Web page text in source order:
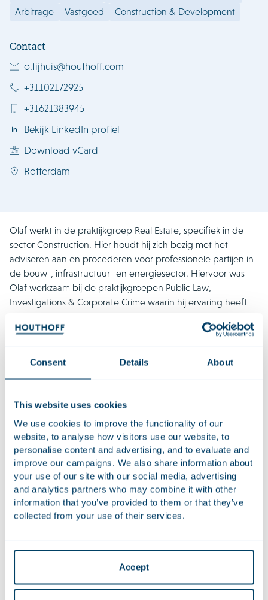
Consent Details About
This website uses cookies
We use cookies to improve the functionality of our
website, to analyse how visitors use our website, to
personalise content and advertising, and to evaluate and
improve our campaigns. We also share information about
your use of our site with our social media, advertising
and analytics partners who may combine it with other
information that you’ve provided to them or that they’ve
collected from your use of their services.
Accept
Arbitrage
Vastgoed Construction & Development
Contact
o.tijhuis@houthoff.com
+31102172925
+31621383945
Bekijk LinkedIn profiel
Download vCard
Rotterdam
Olaf werkt in de praktijkgroep Real Estate, specifiek in de
sector Construction. Hier houdt hij zich bezig met het
adviseren aan en procederen voor professionele partijen in
de bouw-, infrastructuur- en energiesector. Hiervoor was
Olaf werkzaam bij de praktijkgroepen Public Law,
Investigations & Corporate Crime waarin hij ervaring heeft
geschillen, met name op het gebied van collectieve acties
LLM Civiel recht (cum laude) (Universiteit Leiden)
LLB Rechtsgeleerdheid & Economie (cum laude)
(Universiteit Leiden)
Beëdigd als advocaat in Nederland in 2021
Nevenfuncties